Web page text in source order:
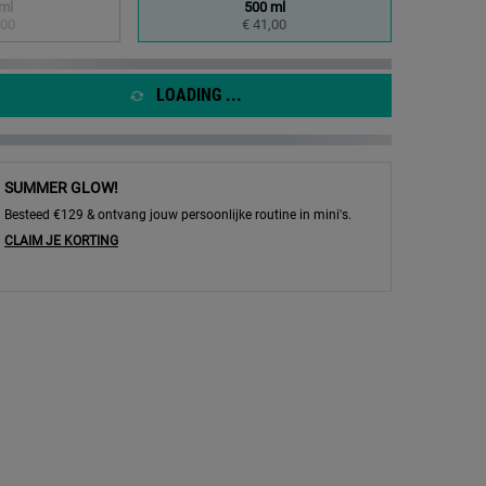
Afbeelding inzoomen
productvariant is niet in voorraad, {0}
of 2 Geselecteerd
500 ml
€ 41,00
, 2 of 2
LOADING ...
SUMMER GLOW!
Besteed €129 & ontvang jouw persoonlijke routine in mini's.
CLAIM JE KORTING